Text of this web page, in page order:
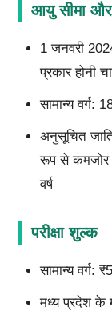
आयु सीमा
1 जनवरी
प्रकार होनी
सामान्य वर्ग:
अनुसूचित
रूप से कमजोर
वर्ष
परीक्षा शुल्क
सामान्य वर्ग:
मध्य प्रदेश के